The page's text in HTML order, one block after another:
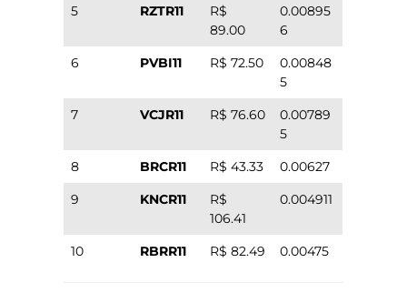
5
RZTR11
R$
89.00
0.00895
6
6
PVBI11 R$ 72.50
0.00848
5
7
VCJR11 R$ 76.60
0.00789
5
8
BRCR11 R$ 43.33
0.00627
9
KNCR11
R$
106.41
0.004911
10 RBRR11 R$ 82.49 0.00475